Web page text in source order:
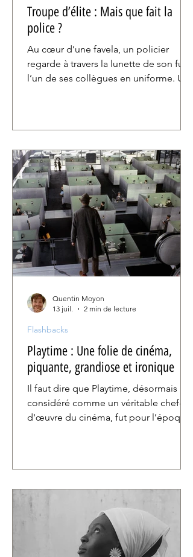
Troupe d’élite : Mais que fait la
police ?
Au cœur d’une favela, un policier
regarde à travers la lunette de son fusil
l’un de ses collègues en uniforme. Une
Playtime : Une folie de cinéma,
piquante, grandiose et ironique
Il faut dire que Playtime, désormais
considéré comme un véritable chef-
d'œuvre du cinéma, fut pour l’époque
comédie a nécessité des moyens
conséquents en termes de décors et
de figurants pour donner vie à
l’éreintante modernité avidement
critiquée dans le film.
Flashbacks
Quentin Moyon
13 juil.
2 min de lecture